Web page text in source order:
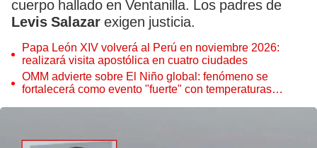
cuerpo hallado en Ventanilla. Los padres de
Levis Salazar exigen justicia.
Papa León XIV volverá al Perú en noviembre 2026:
realizará visita apostólica en cuatro ciudades
OMM advierte sobre El Niño global: fenómeno se
fortalecerá como evento "fuerte" con temperaturas